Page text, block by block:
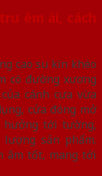
êm ái, cách
cao su kín khéo
có đường xương
cánh cưa vừa
cửa đóng mở
hưởng tới tường,
sản phẩm.
âm tốt, mang tới